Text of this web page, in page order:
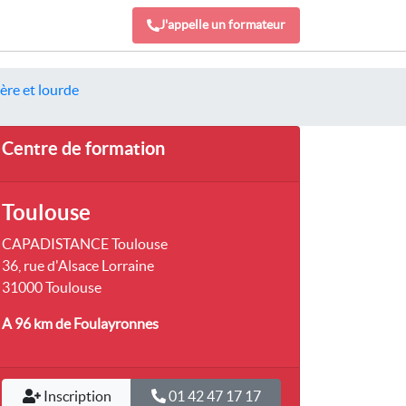
J'appelle un formateur
et lourde
Centre de formation
Toulouse
CAPADISTANCE Toulouse
36, rue d'Alsace Lorraine
31000 Toulouse
A 96 kmde Foulayronnes
Inscription 01 42 47 17 17